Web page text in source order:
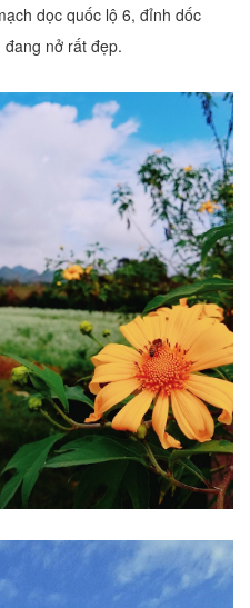
dọc quốc lộ 6, đỉnh dốc
nở rất đẹp.